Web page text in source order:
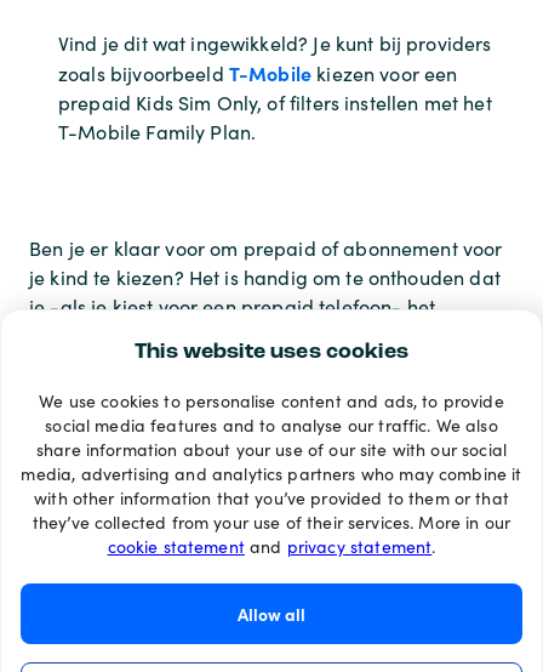
This website uses cookies
We use cookies to personalise content and ads, to provide
social media features and to analyse our traffic. We also
share information about your use of our site with our social
media, advertising and analytics partners who may combine it
with other information that you’ve provided to them or that
they’ve collected from your use of their services. More in our
cookie statementand privacy statement.
Allow all
Vind je dit wat ingewikkeld? Je kunt bij providers
zoals bijvoorbeeld T-Mobile kiezen voor een
prepaid Kids Sim Only, of filters instellen met het
T-Mobile Family Plan.
Ben je er klaar voor om prepaid of abonnement voor
je kind te kiezen? Het is handig om te onthouden dat
je -als je kiest voor een prepaid telefoon- het
beltegoed altijd makkelijk en snel kunt
Betaalmethoden